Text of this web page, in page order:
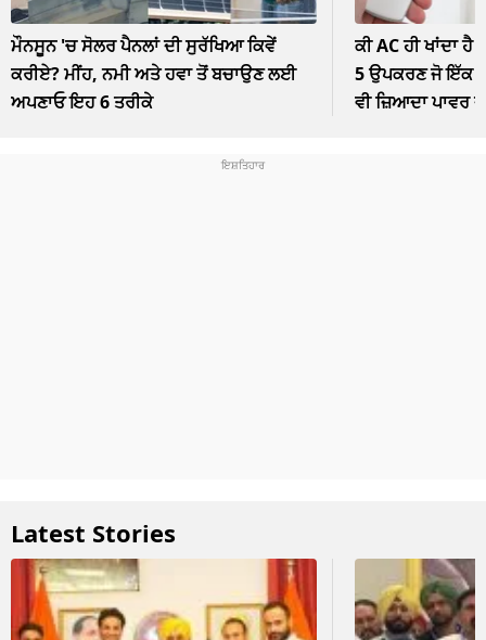
ਮੌਨਸੂਨ 'ਚ ਸੋਲਰ ਪੈਨਲਾਂ ਦੀ ਸੁਰੱਖਿਆ ਕਿਵੇਂ
ਕਰੀਏ? ਮੀਂਹ, ਨਮੀ ਅਤੇ ਹਵਾ ਤੋਂ ਬਚਾਉਣ ਲਈ
ਅਪਣਾਓ ਇਹ 6 ਤਰੀਕੇ
ਕੀ AC ਹੀ ਖਾਂਦਾ
5 ਉਪਕਰਣ ਜੋ ਇੱਕ
ਵੀ ਜ਼ਿਆਦਾ ਪਾਵਰ
Latest Stories